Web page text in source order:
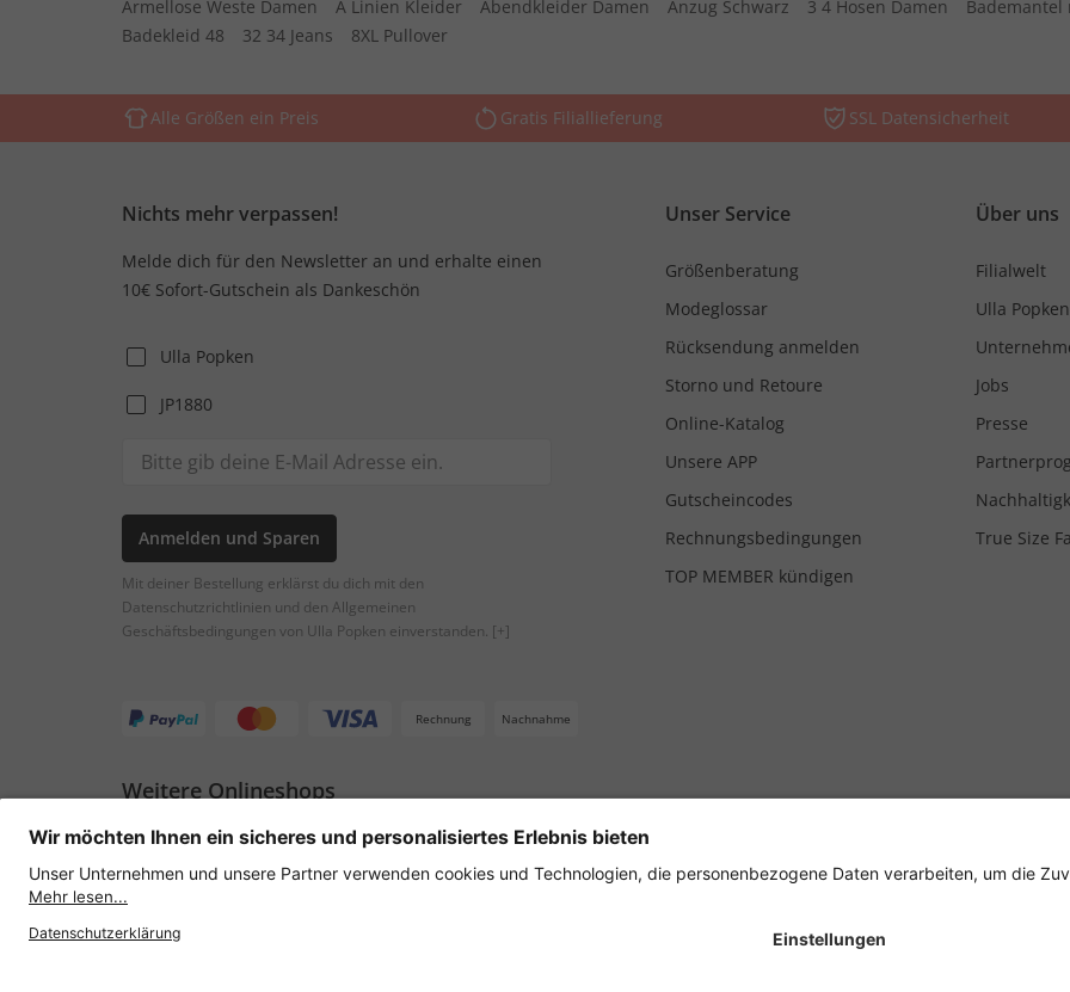
Ärmellose Weste Damen A Linien Kleider Abendkleider Damen Anzug Schwarz 3 4 Hosen Damen Bademantel
Badekleid 48
32 34 Jeans 8XL Pullover
Alle Größen ein Preis Gratis Filiallieferung SSL Datensicherheit
Nichts mehr verpassen!
Melde dich für den Newsletter an und erhalte einen
10€ Sofort-Gutschein als Dankeschön
Ulla Popken
JP1880
Anmelden und Sparen
Mit deiner Bestellung erklärst du dich mit den
Datenschutzrichtlinien und den Allgemeinen
Geschäftsbedingungen von Ulla Popken einverstanden. [+]
Unser Service
Größenberatung
Modeglossar
Rücksendung anmelden
Storno und Retoure
Online-Katalog
Unsere APP
Gutscheincodes
Rechnungsbedingungen
TOP MEMBER kündigen
Über uns
Filialwelt
Ulla
Jobs
Presse
True Size
Rechnung Nachnahme
Weitere Onlineshops
Österreich